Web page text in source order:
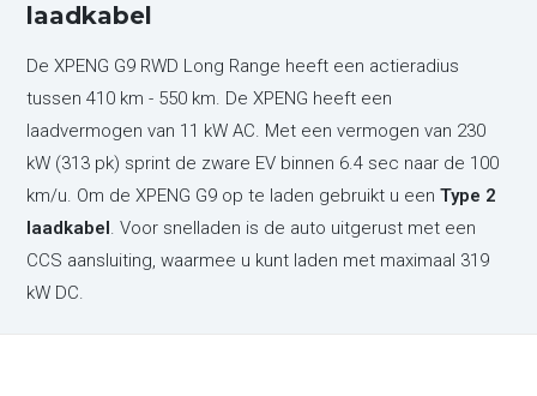
laadkabel
De XPENG G9 RWD Long Range heeft een actieradius
tussen 410 km - 550 km. De XPENG heeft een
laadvermogen van 11 kW AC. Met een vermogen van 230
kW (313 pk) sprint de zware EV binnen 6.4 sec naar de 100
km/u. Om de XPENG G9 op te laden gebruikt u eenType 2
laadkabel. Voor snelladen is de auto uitgerust met een
CCS aansluiting, waarmee u kunt laden met maximaal 319
kW DC.